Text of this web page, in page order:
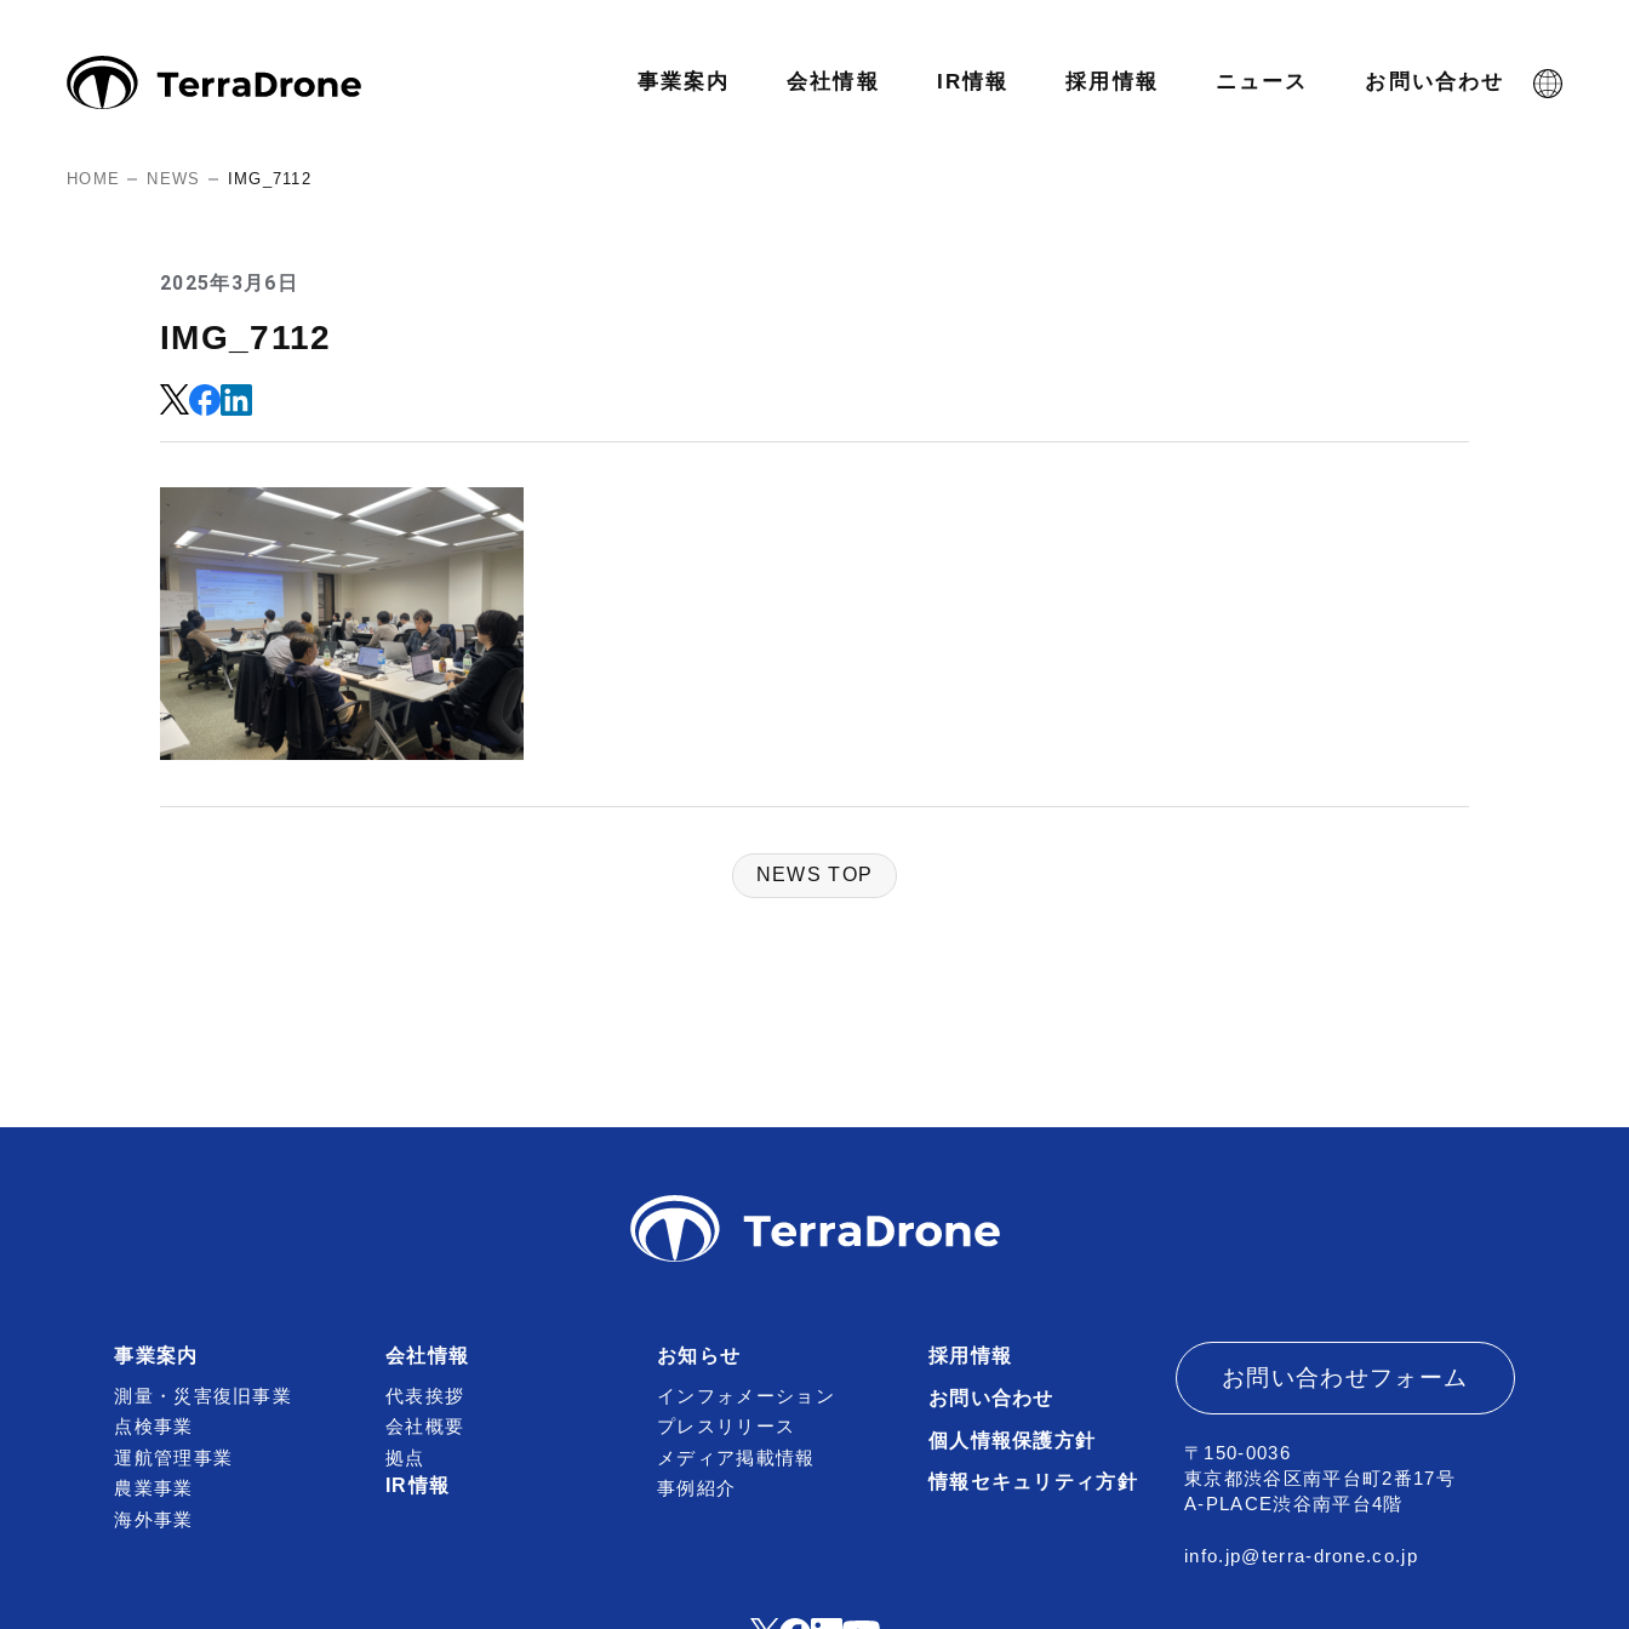
事業案内 会社情報 IR情報 採用情報 ニュース お問い合わせ
HOME NEWS IMG_7112
2025年3月6日
IMG_7112
NEWS TOP
事業案内
測量・災害復旧事業
点検事業
運航管理事業
農業事業
海外事業
会社情報
代表挨拶
会社概要
拠点
IR情報
お知らせ
インフォメーション
プレスリリース
メディア掲載情報
事例紹介
採用情報
お問い合わせ
個人情報保護方針
情報セキュリティ方針
お問い合わせフォーム
〒150-0036
東京都渋谷区南平台町2番17号
A-PLACE渋谷南平台4階
info.jp@terra-drone.co.jp